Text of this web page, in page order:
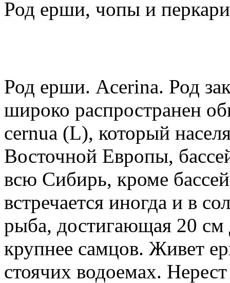
Род ерши, чопы и
Род ерши. Acerina. Род
широко распространен
сеrnua (L), который
Восточной Европы,
всю Сибирь, кроме
встречается иногда и в
рыба, достигающая 20
крупнее самцов. Живет
стоячих водоемах.